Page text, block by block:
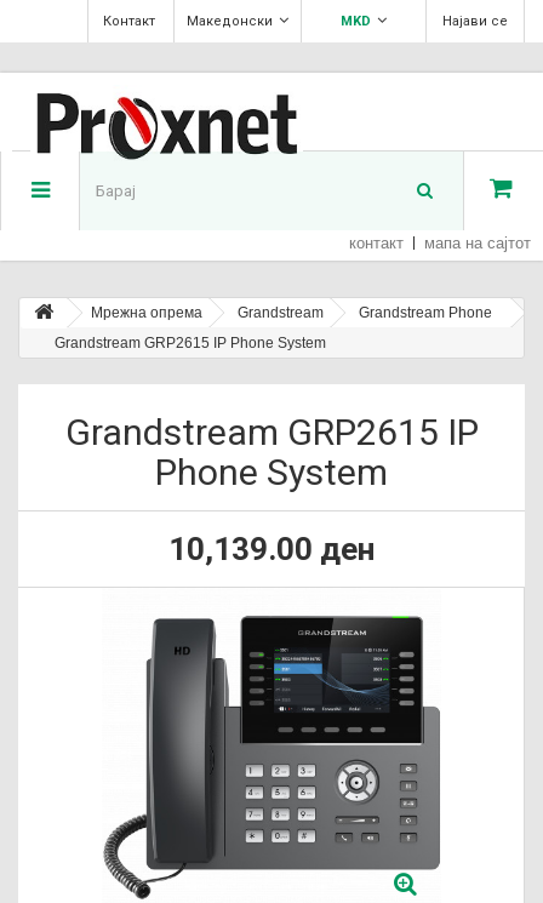
Најави се
MKD
Македонски
Контакт
контакт мапа на сајтот
Мрежна опрема Grandstream
Grandstream Phone
Grandstream GRP2615 IP Phone System
Grandstream GRP2615 IP
Phone System
10,139.00 ден